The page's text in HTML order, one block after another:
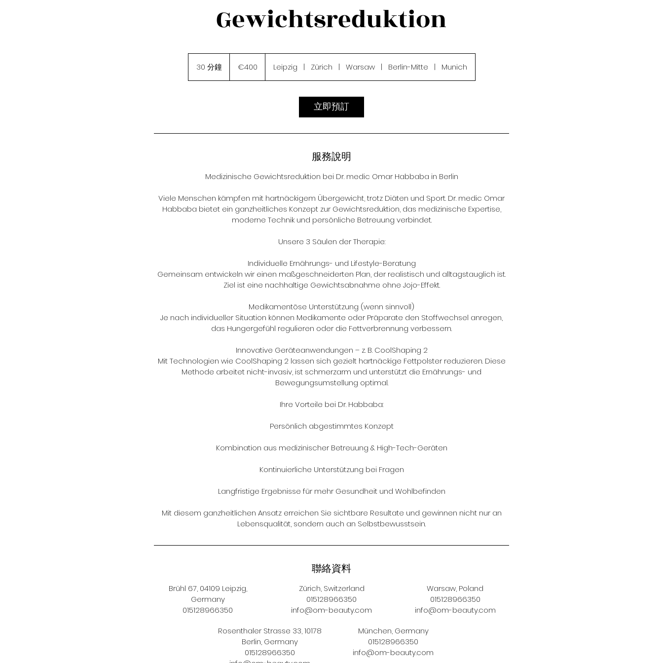
Gewichtsreduktion
30 分鐘3
€400 Leipzig | Zürich | Warsaw | Berlin-Mitte | Munich
立即預訂
服務說明
Medizinische Gewichtsreduktion bei Dr. medic Omar Habbaba in Berlin
Viele Menschen kämpfen mit hartnäckigem Übergewicht, trotz Diäten und Sport. Dr. medic Omar
Habbaba bietet ein ganzheitliches Konzept zur Gewichtsreduktion, das medizinische Expertise,
moderne Technik und persönliche Betreuung verbindet.
Unsere 3 Säulen der Therapie:
Individuelle Ernährungs- und Lifestyle-Beratung
Gemeinsam entwickeln wir einen maßgeschneiderten Plan, der realistisch und alltagstauglich ist.
Ziel ist eine nachhaltige Gewichtsabnahme ohne Jojo-Effekt.
Medikamentöse Unterstützung (wenn sinnvoll)
Je nach individueller Situation können Medikamente oder Präparate den Stoffwechsel anregen,
das Hungergefühl regulieren oder die Fettverbrennung verbessern.
Innovative Geräteanwendungen – z. B. CoolShaping 2
Mit Technologien wie CoolShaping 2 lassen sich gezielt hartnäckige Fettpolster reduzieren. Diese
Methode arbeitet nicht-invasiv, ist schmerzarm und unterstützt die Ernährungs- und
Bewegungsumstellung optimal.
Ihre Vorteile bei Dr. Habbaba:
Persönlich abgestimmtes Konzept
Kombination aus medizinischer Betreuung & High-Tech-Geräten
Kontinuierliche Unterstützung bei Fragen
Langfristige Ergebnisse für mehr Gesundheit und Wohlbefinden
Mit diesem ganzheitlichen Ansatz erreichen Sie sichtbare Resultate und gewinnen nicht nur an
Lebensqualität, sondern auch an Selbstbewusstsein.
聯絡資料
Brühl 67, 04109 Leipzig,
Germany
015128966350
Zürich, Switzerland
015128966350
info@om-beauty.com
Warsaw, Poland
015128966350
info@om-beauty.com
Rosenthaler Strasse 33, 10178
Berlin, Germany
015128966350
München, Germany
015128966350
info@om-beauty.com